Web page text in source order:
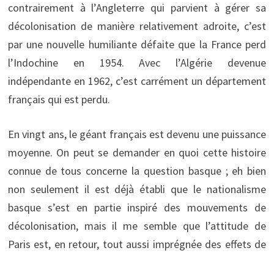
contrairement à l’Angleterre qui parvient à gérer sa
décolonisation de manière relativement adroite, c’est
par une nouvelle humiliante défaite que la France perd
l’Indochine en 1954. Avec l’Algérie devenue
indépendante en 1962, c’est carrément un département
français qui est perdu.
En vingt ans, le géant français est devenu une puissance
moyenne. On peut se demander en quoi cette histoire
connue de tous concerne la question basque ; eh bien
non seulement il est déjà établi que le nationalisme
basque s’est en partie inspiré des mouvements de
décolonisation, mais il me semble que l’attitude de
Paris est, en retour, tout aussi imprégnée des effets de